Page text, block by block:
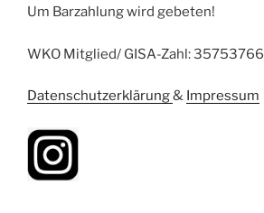
Um Barzahlung wird gebeten!
WKO Mitglied/ GISA-Zahl: 35753766
Datenschutzerklärung& Impressum